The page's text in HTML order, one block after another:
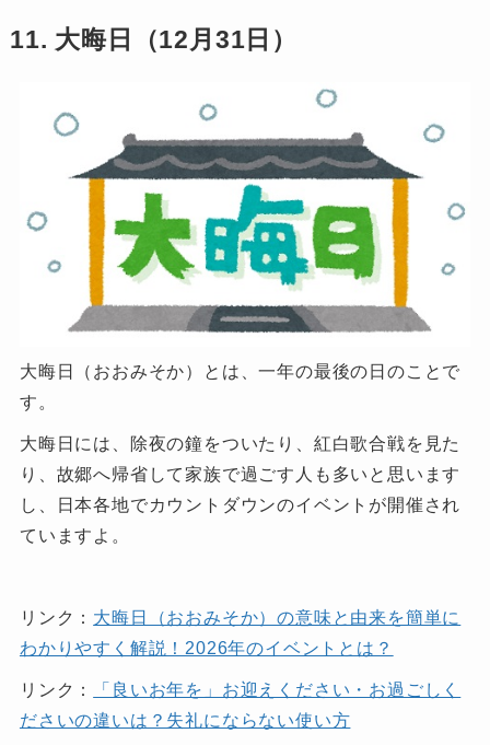
11. 大晦日（12月31日）
大晦日（おおみそか）とは、一年の最後の日のことで
す。
大晦日には、除夜の鐘をついたり、紅白歌合戦を見た
り、故郷へ帰省して家族で過ごす人も多いと思います
し、日本各地でカウントダウンのイベントが開催され
ていますよ。
リンク： 大晦日（おおみそか）の意味と由来を簡単に
わかりやすく解説！2026年のイベントとは？
リンク：
「良いお年を」お迎えください・お過ごしく
ださいの違いは？失礼にならない使い方